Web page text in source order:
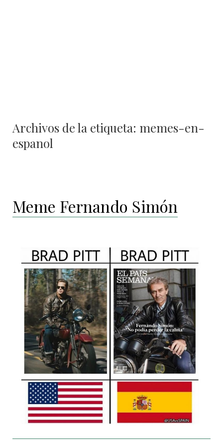
Archivos de la etiqueta: memes-en-
espanol
Meme Fernando Simón